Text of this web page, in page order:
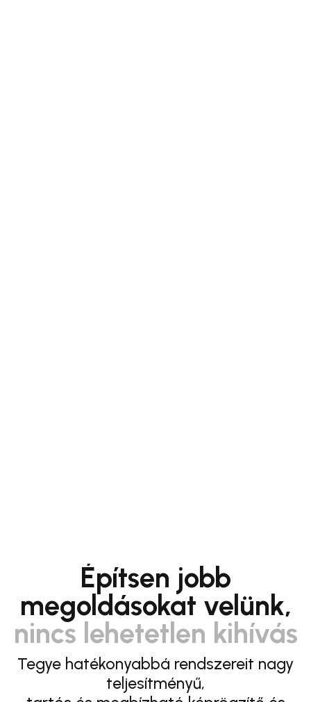
Építsen jobb
megoldásokat velünk,
nincs lehetetlen kihívás
Tegye hatékonyabbá rendszereit nagy
teljesítményű,